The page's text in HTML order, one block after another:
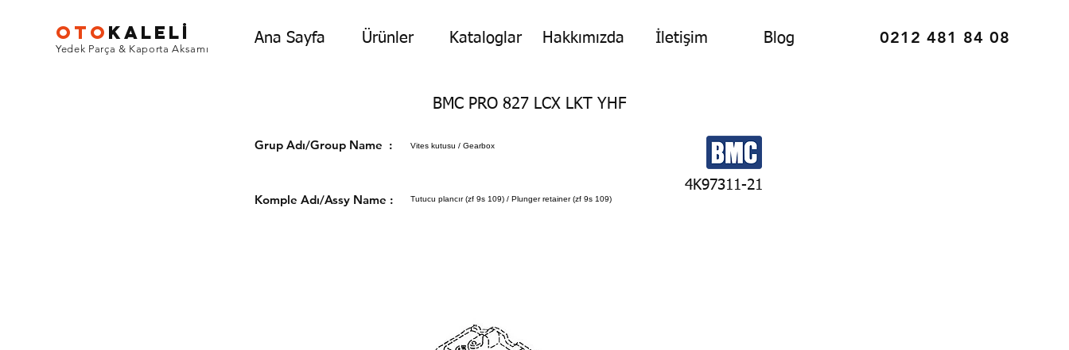
Ana Sayfa Ürünler Kataloglar Hakkımızda İletişim Blog
OTO KALELİ 0212 481 84 08
Yedek Parça & Kaporta Aksamı
BMC PRO 827 LCX LKT YHF
Grup Adı/Group Name :Vites kutusu / Gearbox
Komple Adı/Assy Name : Tutucu plancır (zf 9s 109) / Plunger retainer (zf 9s 109)
4K97311-21